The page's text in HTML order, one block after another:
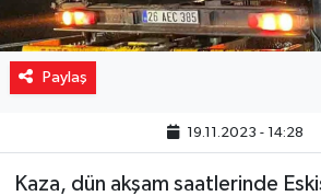
Paylaş
19.11.2023 - 14:28
Kaza, dün akşam saatlerinde